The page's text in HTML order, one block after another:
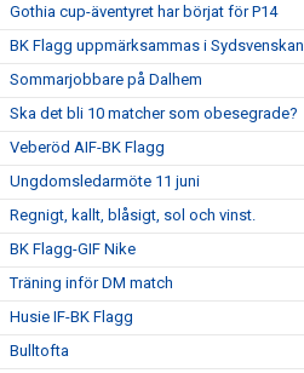
Gothia cup-äventyret har börjat för P14
BK Flagg uppmärksammas i Sydsvenskan.
Sommarjobbare på Dalhem
Ska det bli 10 matcher som obesegrade?
Veberöd AIF-BK Flagg
Ungdomsledarmöte 11 juni
Regnigt, kallt, blåsigt, sol och vinst.
BK Flagg-GIF Nike
Träning inför DM match
Husie IF-BK Flagg
Bulltofta